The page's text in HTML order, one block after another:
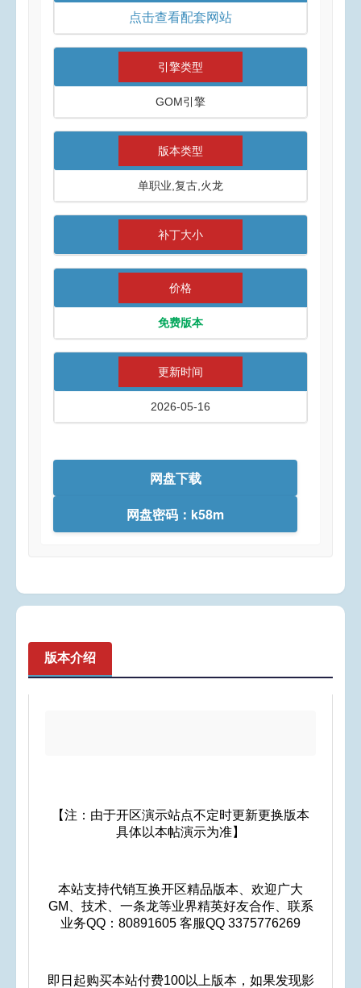
点击查看配套网站
引擎类型
GOM引擎
版本类型
单职业,复古,火龙
补丁大小
价格
免费版本
更新时间
2026-05-16
网盘下载
网盘密码：k58m
版本介绍
【注：由于开区演示站点不定时更新更换版本
具体以本帖演示为准】
本站支持代销互换开区精品版本、欢迎广大
GM、技术、一条龙等业界精英好友合作、联系
业务QQ：80891605 客服QQ 3375776269
即日起购买本站付费100以上版本，如果发现影